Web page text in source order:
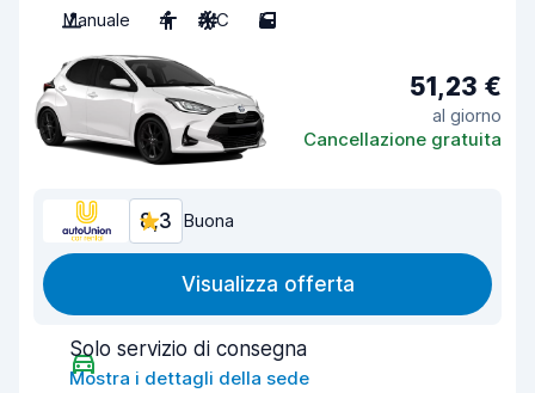
Manuale 4 A/C 5
51,23 €
al giorno
Cancellazione gratuita
8,3 Buona
Visualizza offerta
Solo servizio di consegna
Mostra i dettagli della sede